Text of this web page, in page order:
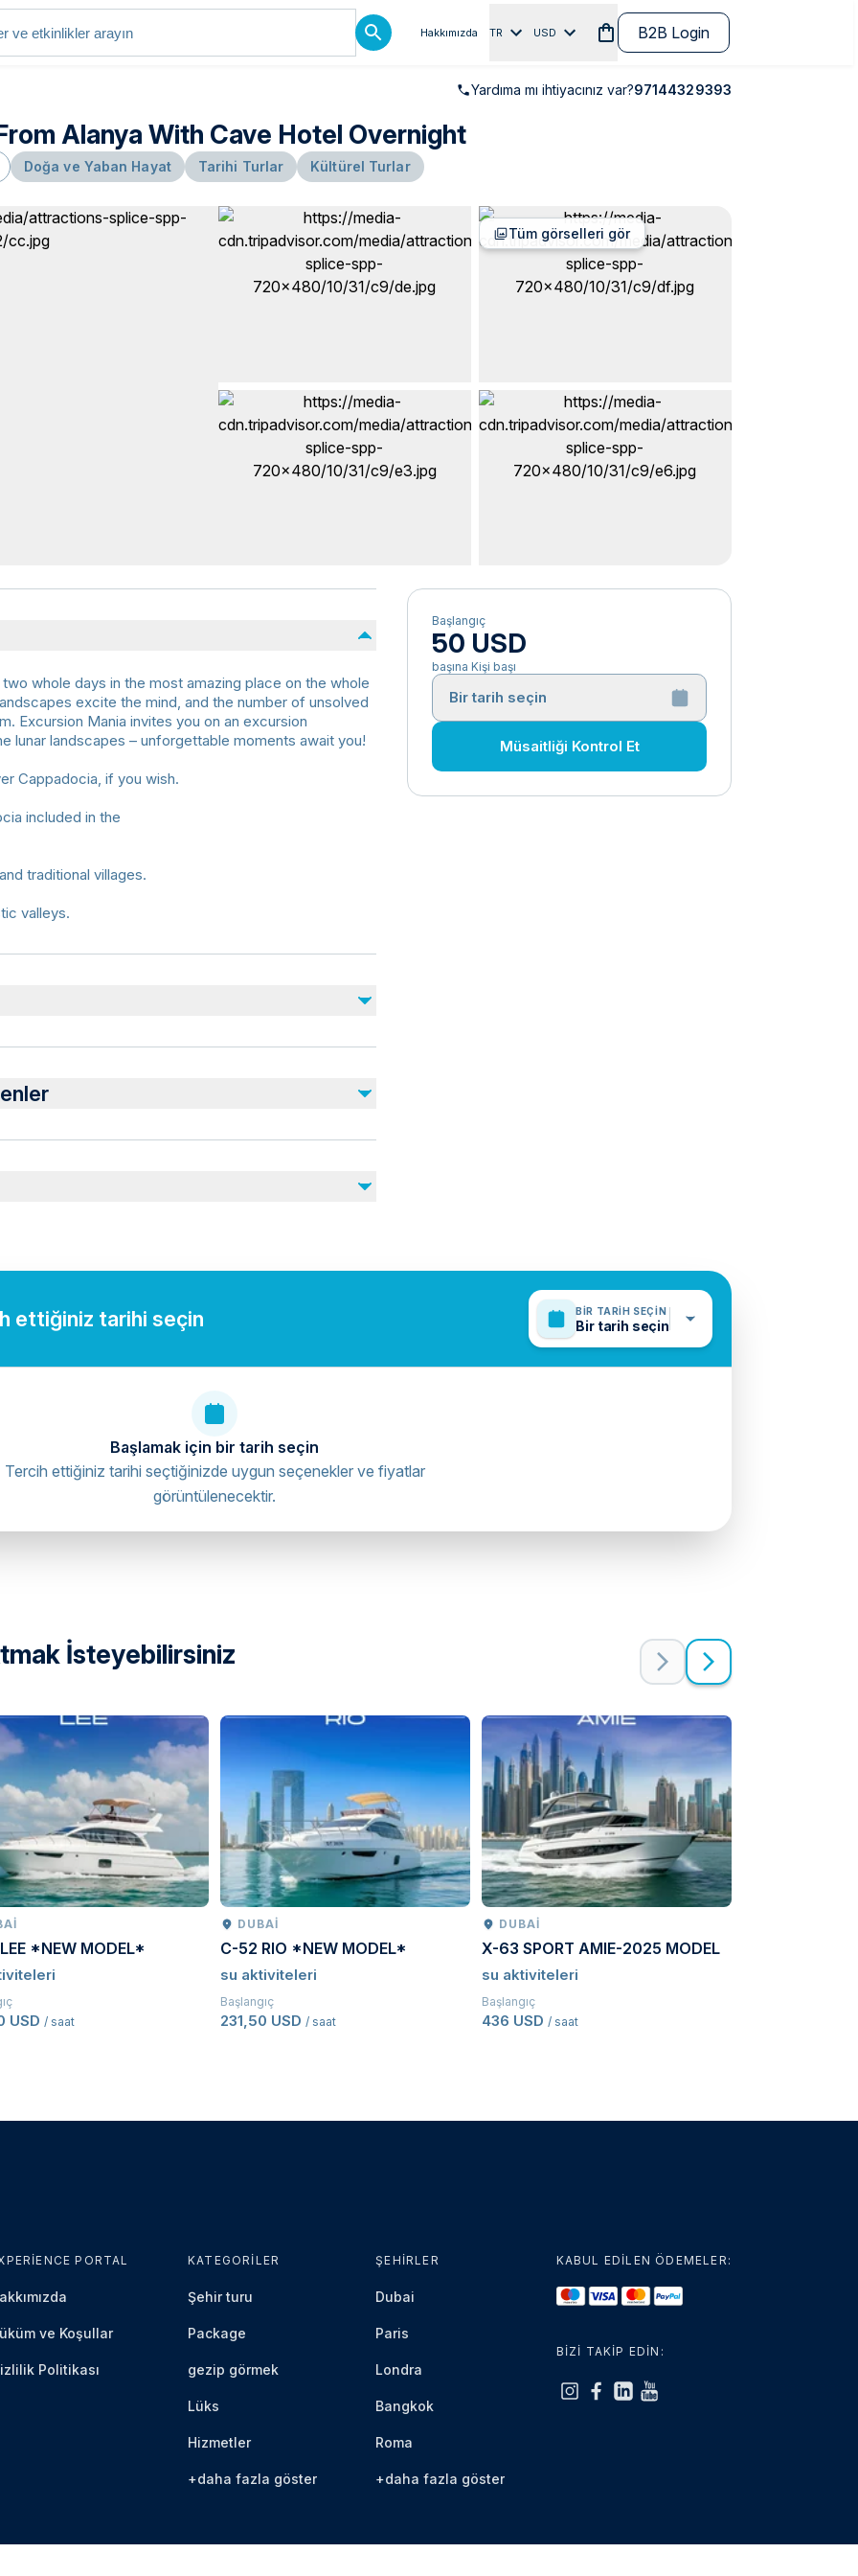
Hakkımızda TR USD B2B Login
Yardıma mı ihtiyacınız var?97144329393
Alanya With Cave Hotel Overnight
Doğa ve Yaban Hayat Tarihi Turlar Kültürel Turlar
Tüm görselleri gör
Başlangıç
50 USD
başına Kişi başı
Bir tarih seçin
Müsaitliği Kontrol Et
whole days in the most amazing place on the whole
excite the mind, and the number of unsolved
Excursion Mania invites you on an excursion
lunar landscapes – unforgettable moments await you!
Cappadocia, if you wish.
included in the
traditional villages.
valleys.
Dahil Değil
health
ettiğiniz tarihi seçin BIR TARIH SEÇIN
Bir tarih seçin
Başlamak için bir tarih seçin
Tercih ettiğiniz tarihi seçtiğinizde uygun seçenekler ve fiyatlar
görüntülenecektir.
İsteyebilirsiniz
*NEW MODEL*
USD / saat
DUBAI
C-52 RIO *NEW MODEL*
su aktiviteleri
Başlangıç
231,50 USD / saat
DUBAI
X-63 SPORT AMIE-2025 MODEL
su aktiviteleri
Başlangıç
436 USD / saat
PORTAL
ve Koşullar
Politikası
KATEGORILER
Şehir turu
Package
gezip görmek
Lüks
Hizmetler
+daha fazla göster
ŞEHIRLER
Dubai
Paris
Londra
Bangkok
Roma
+daha fazla göster
KABUL EDİLEN ÖDEMELER:
BİZİ TAKİP EDİN: